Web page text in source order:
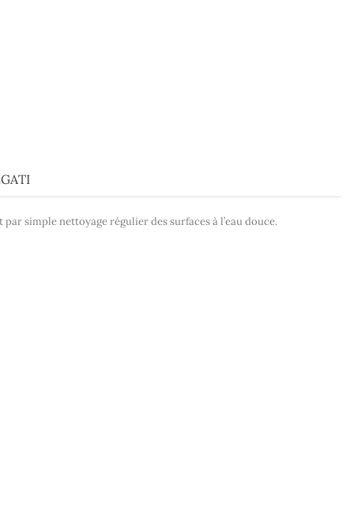
simple nettoyage régulier des surfaces à l’eau douce.